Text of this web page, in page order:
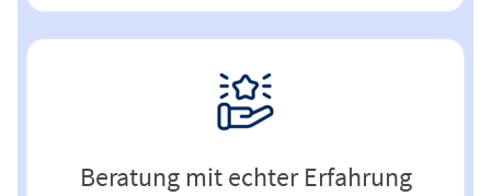
Beratung mit echter Erfahrung